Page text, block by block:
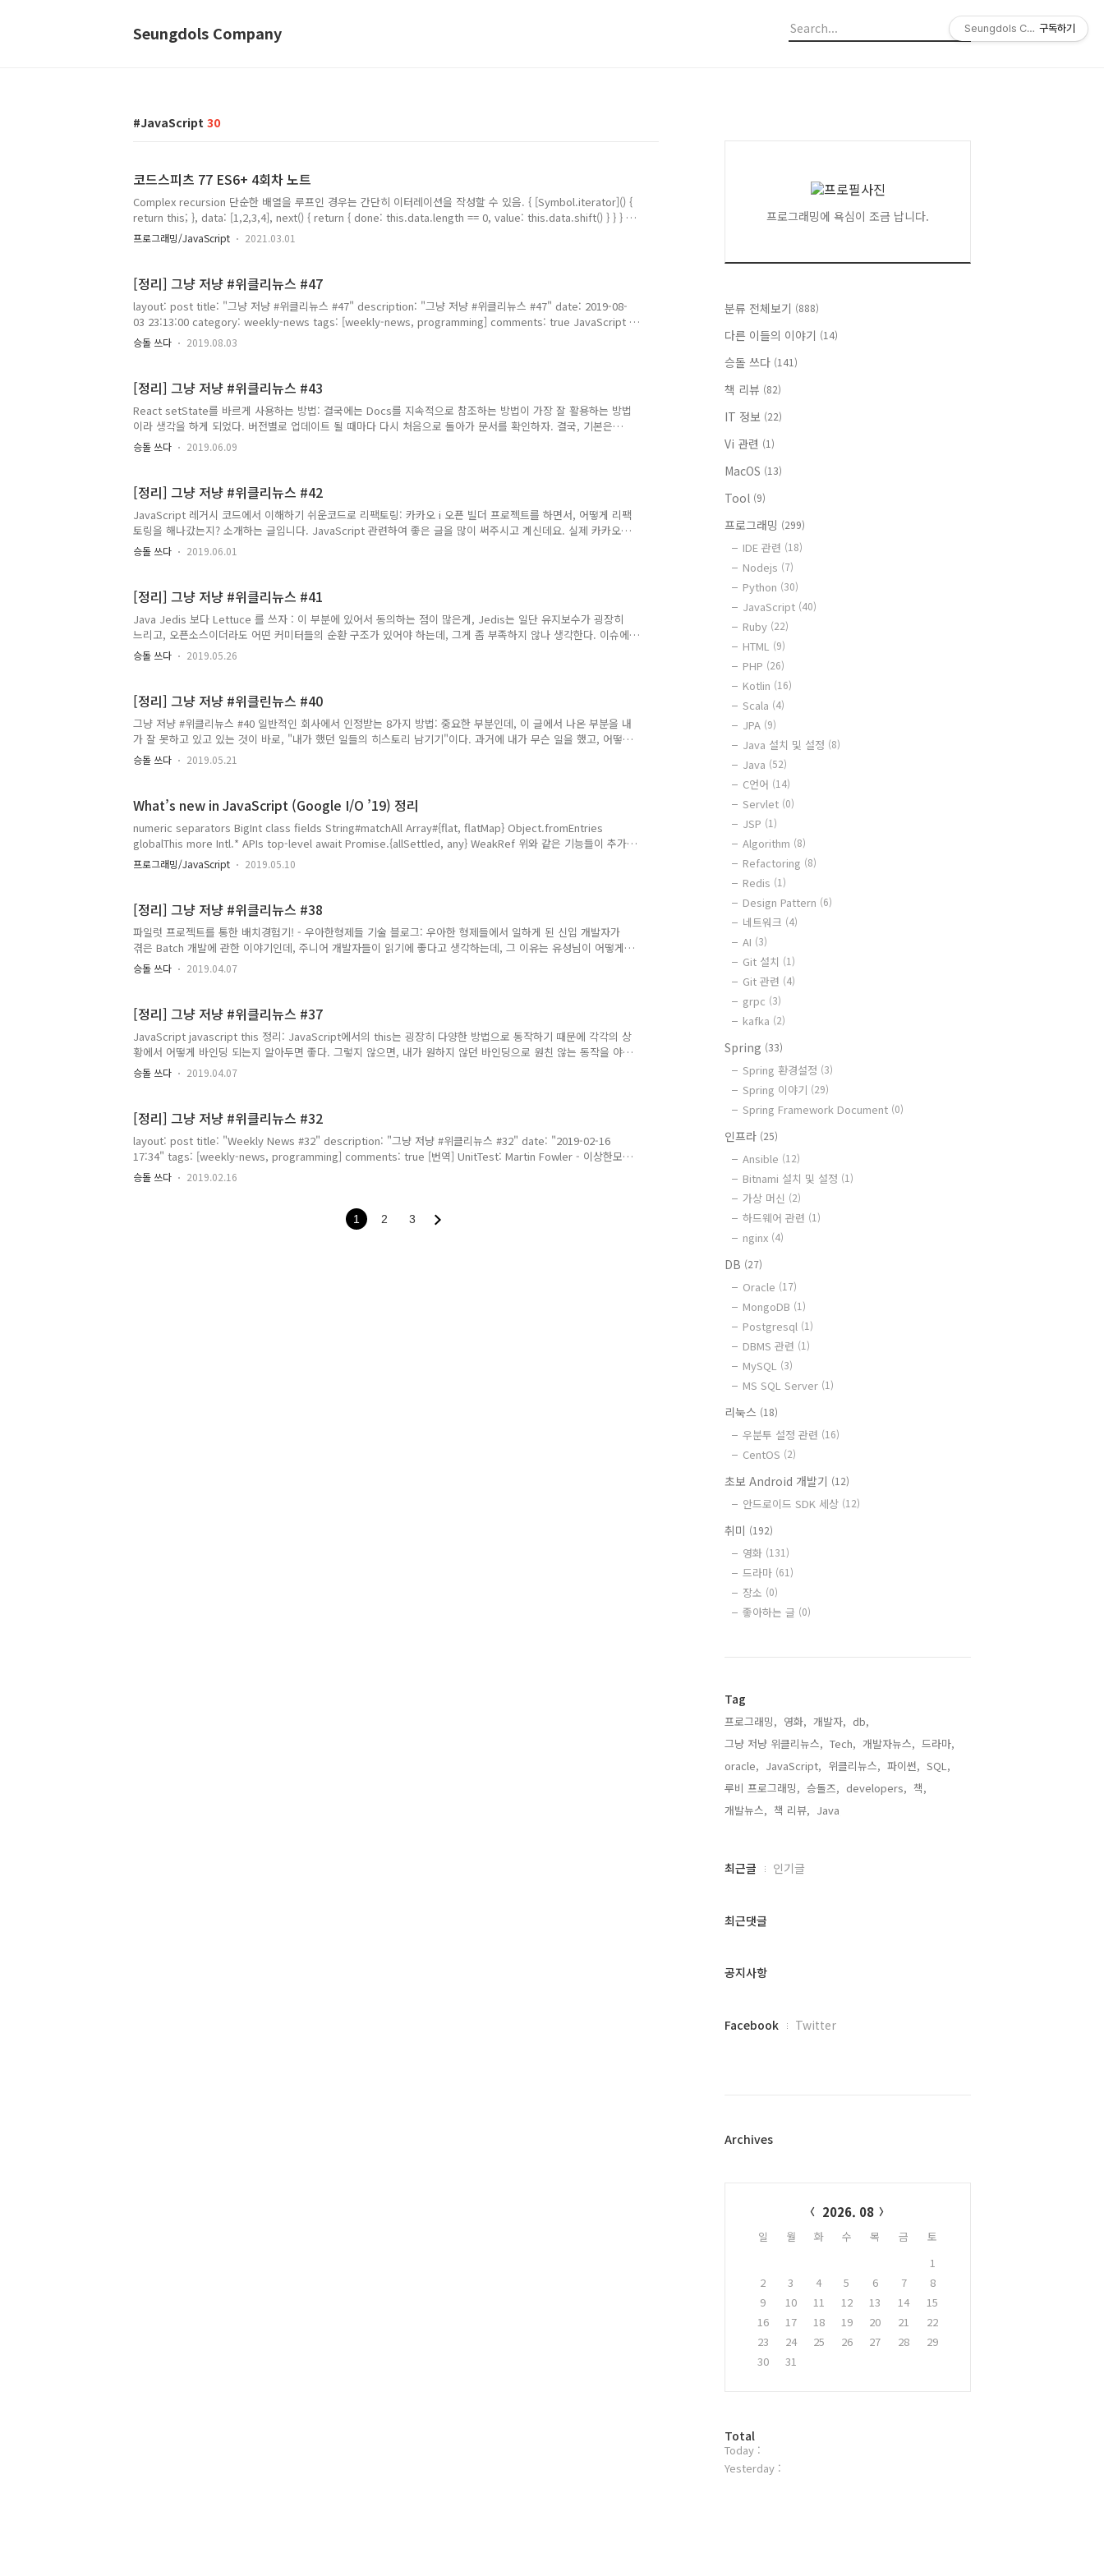
Seungdols Company
JavaScript 30
코드스피츠 77 ES6+ 4회차 노트
Complex recursion 단순한 배열을 루프인 경우는 간단히 이터레이션을 작성할 수 있음. { [Symbol.iterator]() {
return this; }, data: [1,2,3,4], next() { return { done: this.data.length == 0, value: this.data.shift() } } } 문
제는 다층형 그래프는 어떻게 이터레이션을 할 것인가? { [Symbol.iterator]() { return this; }, data: [{ a:
[1,2,3,4], b: '-'}, [5,6,7], 8, 9], next() { return /// 어떻게 작성 해야 할까????? } } { [Symbol.iterator]() {
프로그래밍/JavaScript 2021.03.01
[정리] 그냥 저냥 #위클리뉴스 #47
layout: post title: "그냥 저냥 #위클리뉴스 #47" description: "그냥 저냥 #위클리뉴스 #47" date: 2019-08-
03 23:13:00 category: weekly-news tags: [weekly-news, programming] comments: true JavaScript 5
ES2019 features you can use today - LogRocket Blog ES2019에서 신규로 추가 되는 기능에 관한 설명인
데, 아마 대다수분들이 Google I/O 2019 세션에서 확인하셨다시피, flat(), flatMap()함수가 추가 된다. 이 밖에
승돌 쓰다 2019.08.03
[정리] 그냥 저냥 #위클리뉴스 #43
React setState를 바르게 사용하는 방법: 결국에는 Docs를 지속적으로 참조하는 방법이 가장 잘 활용하는 방법
이라 생각을 하게 되었다. 버전별로 업데이트 될 때마다 다시 처음으로 돌아가 문서를 확인하자. 결국, 기본은
Document다. 컴포넌트 제대로 만들기: 가고 싶었던 부트캠프 강의 였는데, 강의 자료가 올라와서 읽다보니 깊고
자세한 내용이라 분명 나와 같은 React를 입문하는 사람들에게 도움이 있을 것이라 생각 되었다. 컴포넌트를 어
트 테스트의 소개 Enzyme 을 사용한 리액트 컴포넌트 테스트 react-testing-library 를 사용한 리액트 컴포넌트
테스트 react..
승돌 쓰다 2019.06.09
[정리] 그냥 저냥 #위클리뉴스 #42
JavaScript 레거시 코드에서 이해하기 쉬운코드로 리팩토링: 카카오 i 오픈 빌더 프로젝트를 하면서, 어떻게 리팩
토링을 해나갔는지? 소개하는 글입니다. JavaScript 관련하여 좋은 글을 많이 써주시고 계신데요. 실제 카카오
프로젝트 구조를 설명하고 계신 것 같아서 자세하게 써주셔서 이해하기 쉬웠고, 리팩토링에 관해서도 약간의 설
명과 진행한 방향을 소개하고 계셔서 읽어보면 도움이 많이 됩니다. Angular는 데이터 흐름이 양방향이 가능한
으면서 "컴포넌트들의 분리와 영역을 설정하고, 어떻게 응집도를 낮추고, 결합도를 높일 수 있는지에 대해 깊은
고민을 많이 하셨구나" 라는 생각을 했다...
승돌 쓰다 2019.06.01
[정리] 그냥 저냥 #위클리뉴스 #41
Java Jedis 보다 Lettuce 를 쓰자 : 이 부분에 있어서 동의하는 점이 많은게, Jedis는 일단 유지보수가 굉장히
느리고, 오픈소스이더라도 어떤 커미터들의 순환 구조가 있어야 하는데, 그게 좀 부족하지 않나 생각한다. 이슈에
대응도 느리고 해서 필요하다면, 프로젝트를 fork 해서 직접 수정해서 사용해야 하는 수준으로 업데이트 지원이
느리다. 그에 반해 Lettuce는 Spring project에서도 내부적으로 많이 사용하고 있고, 메모리 누수 이슈 문제도
알고리즘 : Java의 GC의 방식들에 대해 요점만 잘 정리가 되어었다. 실제로 대부분의 웹 서버들은 G1 GC를 사용
할 것 ..
승돌 쓰다 2019.05.26
[정리] 그냥 저냥 #위클린뉴스 #40
그냥 저냥 #위클리뉴스 #40 일반적인 회사에서 인정받는 8가지 방법: 중요한 부분인데, 이 글에서 나온 부분을 내
가 잘 못하고 있고 있는 것이 바로, "내가 했던 일들의 히스토리 남기기"이다. 과거에 내가 무슨 일을 했고, 어떻
게 했는지를 잘 남겨두면, 나중에 내가 어떤 일들을 했고, 어떻게 했는지를 잘 남길 수 있는데, 그러한 것들을 잘
못했다. 그런 것들을 앞으로 좀 잘 할 수 있도록 해야겠다. 모든 사람에게 적용 될 만한 이야기라 직장인들이라면
를 아주 작은 범위로 서비스 하는 회사에 들어가 점진적으로 늘어나는 서비스에 대하여, AWS 스택을 늘리면서
승돌 쓰다 2019.05.21
What’s new in JavaScript (Google I/O ’19) 정리
numeric separators BigInt class fields String#matchAll Array#{flat, flatMap} Object.fromEntries
globalThis more Intl.* APIs top-level await Promise.{allSettled, any} WeakRef 위와 같은 기능들이 추가
되었고, 모던 브라우저에서는 지원하는 기능도 있고, 아닌 기능도 있다. 그런데, 유용한 기능들이 있어서 정리를
해보고자 한다. class fields const counter = new IncreasingCounter(); counter.value;
프로그래밍/JavaScript 2019.05.10
[정리] 그냥 저냥 #위클리뉴스 #38
파일럿 프로젝트를 통한 배치경험기! - 우아한형제들 기술 블로그: 우아한 형제들에서 일하게 된 신입 개발자가
겪은 Batch 개발에 관한 이야기인데, 주니어 개발자들이 읽기에 좋다고 생각하는데, 그 이유는 유성님이 어떻게
개발해야할지? 잘 쪼개어둔 점을 볼 수 있다는 점이 좋다고 생각한다. 학생이신 분들 혹은 신입 개발자들이
Batch Job은 어떻게 구성해야 하는지에 관해서 알 수 있는 글이고, 쉽게 정리가 되어 있다. 일급 컬렉션 (First
야 한다고 생각하는게, 객체지향관점에서도 이렇게 프로그래밍 하는 것이 더 좋구나!를 느끼게 해준다는 점이다.
그리고 Java의 fina..
승돌 쓰다 2019.04.07
[정리] 그냥 저냥 #위클리뉴스 #37
JavaScript javascript this 정리: JavaScript에서의 this는 굉장히 다양한 방법으로 동작하기 때문에 각각의 상
황에서 어떻게 바인딩 되는지 알아두면 좋다. 그렇지 않으면, 내가 원하지 않던 바인딩으로 원친 않는 동작을 야
기할 수 있기 때문인데, 케이스별로 정리를 잘 해주셨다. (ECMAScript) ES2019(ES10)의 변화: 생각보다 큰 기능
이 추가 되진 않았는데, 그 중에서도 flat관련한 함수가 추가 되었다. 그 부분에 있어서는 좋은 것 같다.
await이 없이 반환할 경우, 비동기 요청만 되고, 아무런 문제가 없을까?에 대한 부분이 의구심이 ..
승돌 쓰다 2019.04.07
[정리] 그냥 저냥 #위클리뉴스 #32
layout: post title: "Weekly News #32" description: "그냥 저냥 #위클리뉴스 #32" date: "2019-02-16
17:34" tags: [weekly-news, programming] comments: true [번역] UnitTest: Martin Fowler - 이상한모임:
Unit의 단위를 어떻게 할 것인가?에 대한 부분은 참 아무리 생각해도 어렵다. 쉽지 않은 주제이고, 테스트를 어떻
게 잘 작성해야 하는지에 대한 부분도 항상 고려해야 하는 부분이라, 테스트를 작성하면서, 팀원들과 어떻게 테스
승돌 쓰다 2019.02.16
1 2 3
프로그래밍에 욕심이 조금 납니다.
분류 전체보기 (888)
다른 이들의 이야기 (14)
승돌 쓰다 (141)
책 리뷰 (82)
IT 정보 (22)
Vi 관련 (1)
MacOS (13)
Tool (9)
프로그래밍 (299)
IDE 관련 (18)
Nodejs (7)
Python (30)
JavaScript (40)
Ruby (22)
HTML (9)
PHP (26)
Kotlin (16)
Scala (4)
JPA (9)
Java 설치 및 설정 (8)
Java (52)
C언어 (14)
Servlet (0)
JSP (1)
Algorithm (8)
Refactoring (8)
Redis (1)
Design Pattern (6)
네트워크 (4)
AI (3)
Git 설치 (1)
Git 관련 (4)
grpc (3)
kafka (2)
Spring (33)
Spring 환경설정 (3)
Spring 이야기 (29)
Spring Framework Document (0)
인프라 (25)
Ansible (12)
Bitnami 설치 및 설정 (1)
가상 머신 (2)
하드웨어 관련 (1)
nginx (4)
DB (27)
Oracle (17)
MongoDB (1)
Postgresql (1)
DBMS 관련 (1)
MySQL (3)
MS SQL Server (1)
리눅스 (18)
우분투 설정 관련 (16)
CentOS (2)
초보 Android 개발기 (12)
안드로이드 SDK 세상 (12)
취미 (192)
영화 (131)
드라마 (61)
장소 (0)
좋아하는 글 (0)
Tag
프로그래밍, 영화, 개발자, db,
그냥 저냥 위클리뉴스, Tech, 개발자뉴스, 드라마,
oracle, JavaScript, 위클리뉴스, 파이썬, SQL,
루비 프로그래밍, 승돌즈, developers, 책,
개발뉴스, 책 리뷰, Java,
최
과
글
최근글 인기글
최근댓글
공지사항
페
플
Facebook Twitter
Archives
2026. 08
일 월 화 수 목 금
토
1
2
3 4 5 6 7
8
9
10 11 12 13 14
15
16
17 18 19 20 21
22
23
24 25 26 27 28
29
30
31
방
문
자
Total
Today :
Yesterday :
Seungdols Company
구독하기